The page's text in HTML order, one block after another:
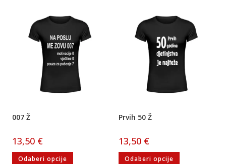
007 Ž
13,50 €
Odaberi opcije
Prvih 50 Ž
13,50 €
Odaberi opcije